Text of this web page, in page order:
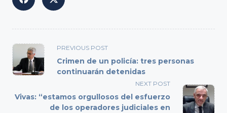
<span
class="nav-
subtitle
reader-
text">Page</span>
PREVIOUS POST
Crimen de un policía: tres personas
continuarán detenidas
NEXT POST
Vivas: “estamos orgullosos del esfuerzo
de los operadores judiciales en